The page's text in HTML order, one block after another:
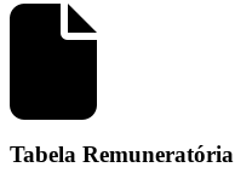
Tabela Remuneratória